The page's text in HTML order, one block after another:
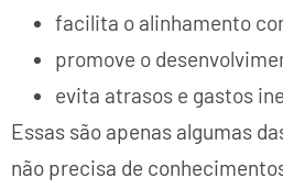
facilita o alinhamento
promove o
evita atrasos e gastos
Essas são apenas algumas
não precisa de